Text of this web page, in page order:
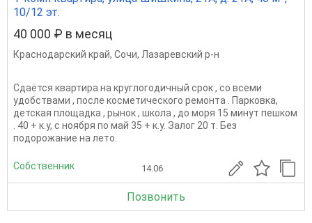
10/12 эт.
40 000 ₽ в месяц
Краснодарский край, Сочи, Лазаревский р-н
Сдаётся квартира на круглогодичный срок , со всеми
удобствами , после косметического ремонта . Парковка,
детская площадка , рынок , школа , до моря 15 минут пешком
. 40 + к.у, с ноября по май 35 + к.у. Залог 20 т. Без
подорожание на лето.
Собственник 14.06
Позвонить